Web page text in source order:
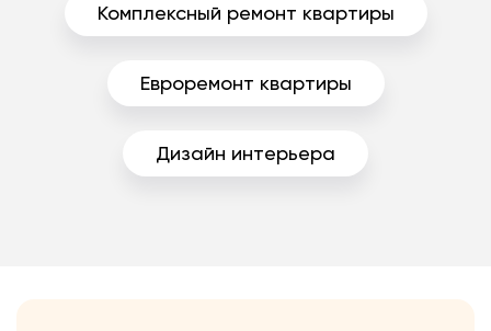
Комплексный ремонт квартиры
Евроремонт квартиры
Дизайн интерьера